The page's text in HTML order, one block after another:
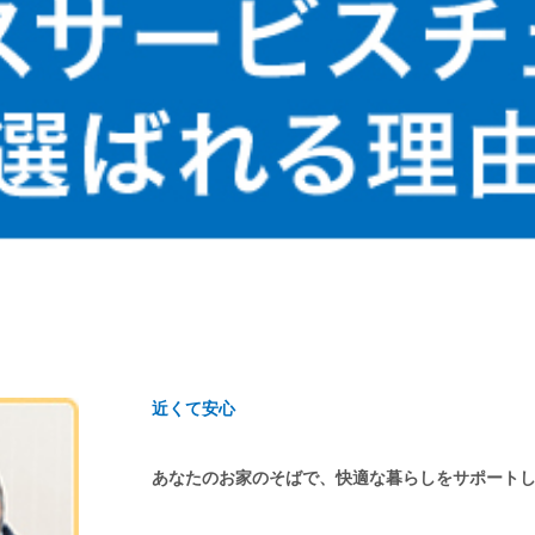
近くて安心
あなたのお家のそばで、快適な暮らしをサポート